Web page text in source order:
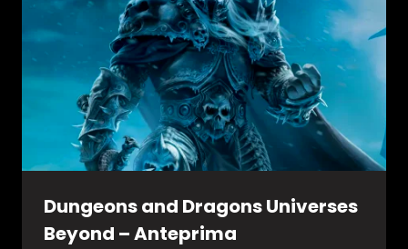
Dungeons and Dragons Universes
Beyond – Anteprima